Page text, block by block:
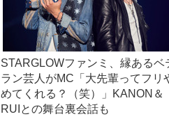
STARGLOWファンミ、縁あるベ
ラン芸人がMC「大先輩ってフリ
めてくれる？（笑）」KANON＆
RUIとの舞台裏会話も